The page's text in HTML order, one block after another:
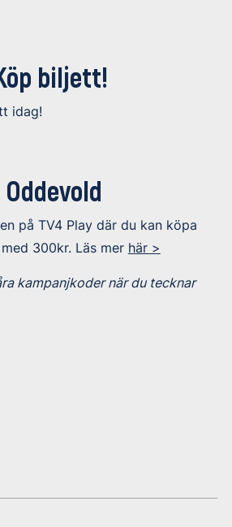
biljett!
idag!
på TV4 Play där du kan köpa
300kr. Läs mer här >
kampanjkoder när du tecknar